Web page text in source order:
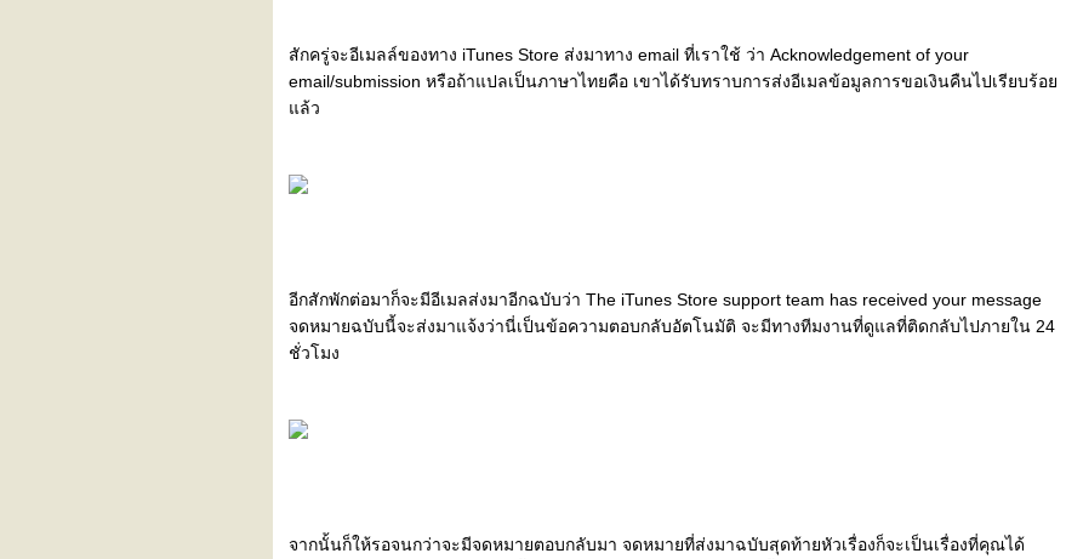
สักครู่จะอีเมลล์ของทาง iTunes Store ส่งมาทาง email ที่เราใช้ ว่า Acknowledgement of your
email/submission หรือถ้าแปลเป็นภาษาไทยคือ เขาได้รับทราบการส่งอีเมลข้อมูลการขอเงินคืนไปเรียบร้อ
ล้ว
อีกสักพักต่อมาก็จะมีอีเมลส่งมาอีกฉบับว่า The iTunes Store support team has received your message
จดหมายฉบับนี้จะส่งมาแจ้งว่านี่เป็นข้อความตอบกลับอัตโนมัติ จะมีทางทีมงานที่ดูแลที่ติดกลับไปภายใน 24
ชั่วโมง
จากนั้นก็ให้รอจนกว่าจะมีจดหมายตอบกลับมา จดหมายที่ส่งมาฉบับสุดท้ายหัวเรื่องก็จะเป็นเรื่องที่คุณได้